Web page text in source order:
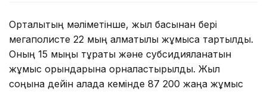
Орталықтың мәліметінше, жыл басынан бері
мегаполисте 22 мың алматылық жұмысқа тартылды.
Оның 15 мыңы тұрақты және субсидияланатын
жұмыс орындарына орналастырылды. Жыл
соңына дейін қалада кемінде 87 200 жаңа жұмыс